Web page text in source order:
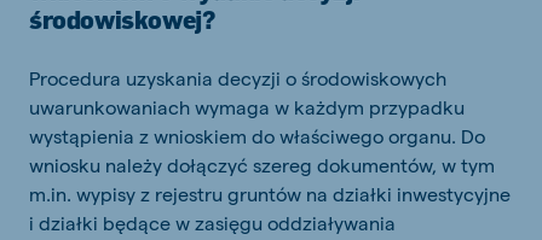
środowiskowej?
Procedura uzyskania decyzji o środowiskowych
uwarunkowaniach wymaga w każdym przypadku
wystąpienia z wnioskiem do właściwego organu. Do
wniosku należy dołączyć szereg dokumentów, w tym
m.in. wypisy z rejestru gruntów na działki inwestycyjne
i działki będące w zasięgu oddziaływania